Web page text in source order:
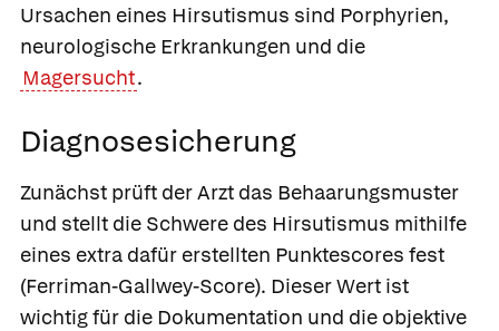
Ursachen eines Hirsutismus sind Porphyrien,
neurologische Erkrankungen und die
Magersucht.
Diagnosesicherung
Zunächst prüft der Arzt das Behaarungsmuster
und stellt die Schwere des Hirsutismus mithilfe
eines extra dafür erstellten Punktescores fest
(Ferriman-Gallwey-Score). Dieser Wert ist
wichtig für die Dokumentation und die objektive